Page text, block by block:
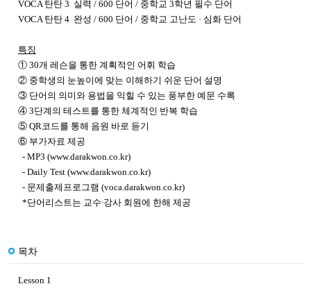
VOCA 탄탄 3 실력 / 600 단어 / 중학교 3학년 필수 단어
VOCA 탄탄 4 완성 / 600 단어 / 중학교 고난도 · 심화 단어
특징
① 30개 레슨을 통한 계획적인 어휘 학습
② 중학생의 눈높이에 맞는 이해하기 쉬운 단어 설명
③ 단어의 의미와 용법을 익힐 수 있는 풍부한 예문 수록
④ 3단계의 테스트를 통한 체계적인 반복 학습
⑤ QR코드를 통해 음원 바로 듣기
⑥ 부가자료 제공
- MP3 (www.darakwon.co.kr)
- Daily Test (www.darakwon.co.kr)
- 문제출제프로그램 (voca.darakwon.co.kr)
*단어리스트는 교수∙강사 회원에 한해 제공
목차
Lesson 1